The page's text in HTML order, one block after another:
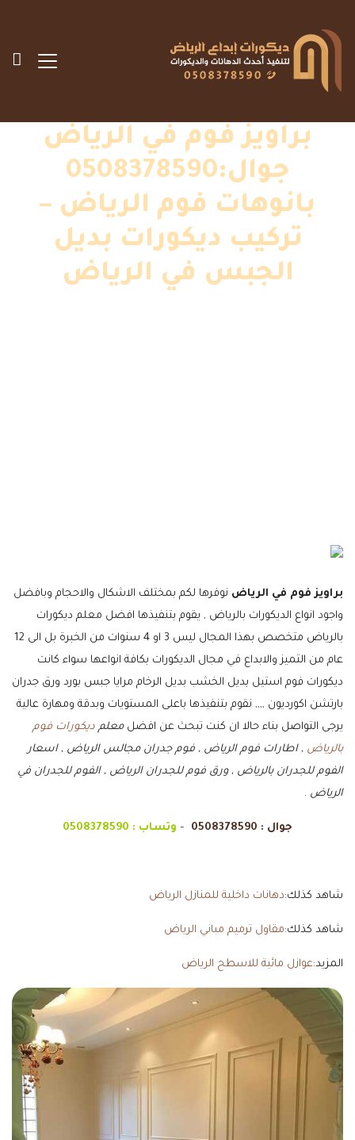
براويز فوم في الرياض
جوال:0508378590
بانوهات فوم الرياض –
تركيب ديكورات بديل
الجبس في الرياض
براويز فوم في الرياض نوفرها لكم بمختلف الاشكال والاحجام وبافضل
واجود انواع الديكورات بالرياض , يقوم بتنفيذها افضل معلم ديكورات
بالرياض متخصص بهذا المجال ليس 3 او 4 سنوات من الخبرة بل الى 12
عام من التميز والابداع في مجال الديكورات بكافة انواعها سواء كانت
ديكورات فوم استيل بديل الخشب بديل الرخام مرايا جبس بورد ورق جدران
بارتشن اكورديون ,,,, نقوم بتنفيذها باعلى المستويات وبدقة ومهارة عالية
يرجى التواصل بناء حالا ان كنت تبحث عن افضل معلم ديكورات فوم
بالرياض , اطارات فوم الرياض , فوم جدران مجالس الرياض , اسعار
الفوم للجدران بالرياض , ورق فوم للجدران الرياض , الفوم للجدران في
الرياض .
جوال : 0508378590
– وتساب : 0508378590
شاهد كذلك:دهانات داخلية للمنازل الرياض
شاهد كذلك:مقاول ترميم مباني الرياض
المزيد:عوازل مائية للاسطح الرياض